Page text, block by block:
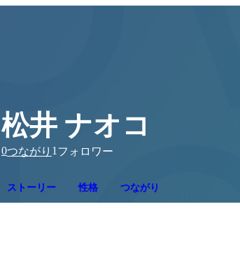
松井 ナオコ
0つながり 1 フォロワー
ストーリー 性格 つながり